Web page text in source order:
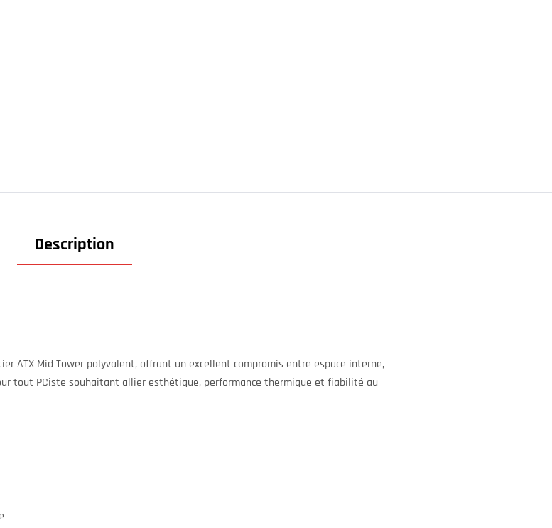
Description
ATX Mid Tower polyvalent, offrant un excellent compromis entre espace interne,
tout PCiste souhaitant allier esthétique, performance thermique et fiabilité au